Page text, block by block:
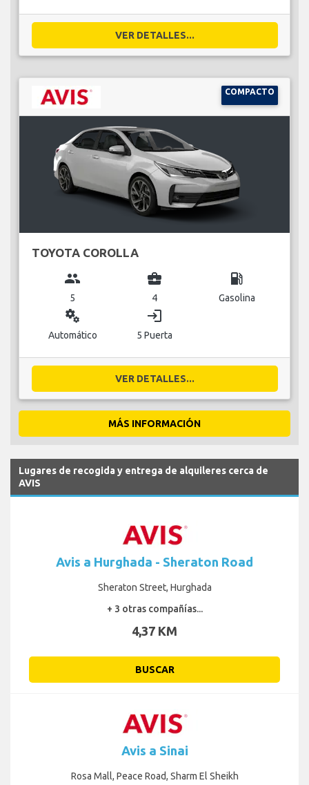
VER DETALLES...
COMPACTO
TOYOTA COROLLA
group
5
business_center
4
local_gas_station
Gasolina
miscellaneous_services
Automático
login
5 Puerta
VER DETALLES...
MÁS INFORMACIÓN
Lugares de recogida y entrega de alquileres cerca de
AVIS
Avis a Hurghada - Sheraton Road
Sheraton Street, Hurghada
+ 3 otras compañías...
4,37 KM
BUSCAR
Avis a Sinai
Rosa Mall, Peace Road, Sharm El Sheikh